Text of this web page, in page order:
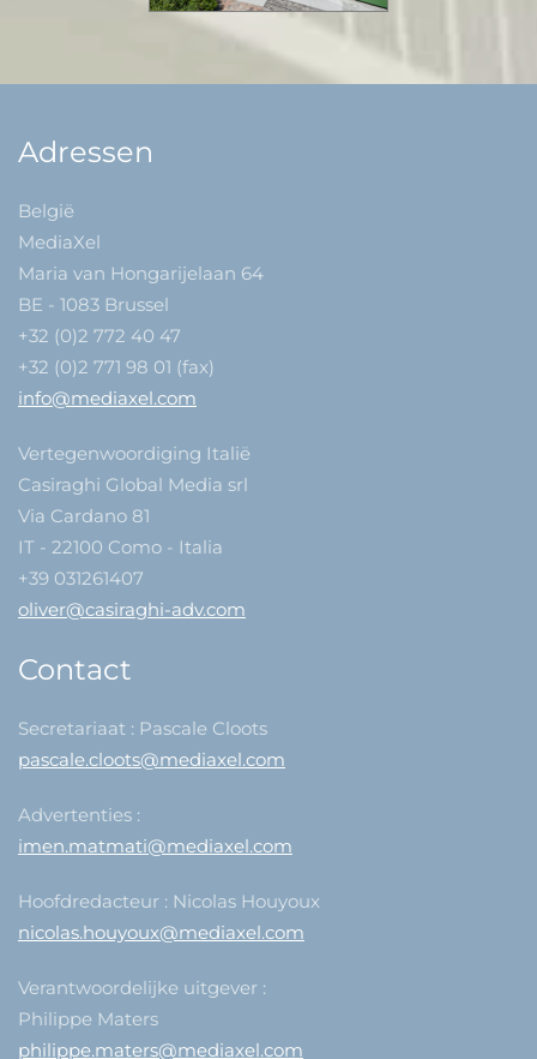
Adressen
België
MediaXel
Maria van Hongarijelaan 64
BE - 1083 Brussel
+32 (0)2 772 40 47
+32 (0)2 771 98 01 (fax)
info@mediaxel.com
Vertegenwoordiging Italië
Casiraghi Global Media srl
Via Cardano 81
IT - 22100 Como - Italia
+39 031261407
oliver@casiraghi-adv.com
Contact
Secretariaat : Pascale Cloots
pascale.cloots@mediaxel.com
Advertenties :
imen.matmati@mediaxel.com
Hoofdredacteur : Nicolas Houyoux
nicolas.houyoux@mediaxel.com
Verantwoordelijke uitgever :
Philippe Maters
philippe.maters@mediaxel.com